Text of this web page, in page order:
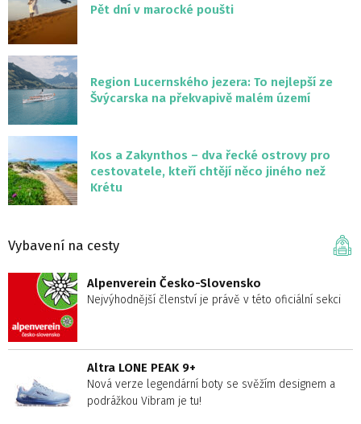
Pět dní v marocké poušti
Region Lucernského jezera: To nejlepší ze
Švýcarska na překvapivě malém území
Kos a Zakynthos – dva řecké ostrovy pro
cestovatele, kteří chtějí něco jiného než
Krétu
Vybavení na cesty
Alpenverein Česko-Slovensko
Nejvýhodnější členství je právě v této oficiální sekci
Altra LONE PEAK 9+
Nová verze legendární boty se svěžím designem a
podrážkou Vibram je tu!